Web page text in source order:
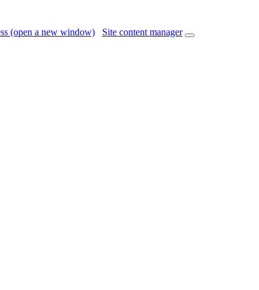
(open a new window) Site content manager